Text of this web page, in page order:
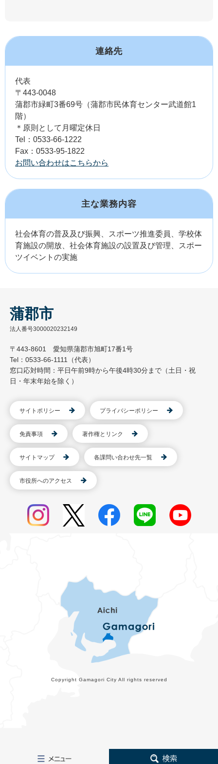
連絡先
代表
〒443-0048
蒲郡市緑町3番69号（蒲郡市民体育センター武道館1
階）
＊原則として月曜定休日
Tel：0533-66-1222
Fax：0533-95-1822
お問い合わせはこちらから
主な業務内容
社会体育の普及及び振興、スポーツ推進委員、学校体
育施設の開放、社会体育施設の設置及び管理、スポー
ツイベントの実施
蒲郡市
法人番号3000020232149
〒443-8601 愛知県蒲郡市旭町17番1号
Tel：0533-66-1111（代表）
窓口応対時間：平日午前9時から午後4時30分まで（土日・祝
日・年末年始を除く）
サイトポリシー プライバシーポリシー
免責事項 著作権とリンク
サイトマップ 各課問い合わせ先一覧
市役所へのアクセス
Copyright Gamagori City All rights reserved